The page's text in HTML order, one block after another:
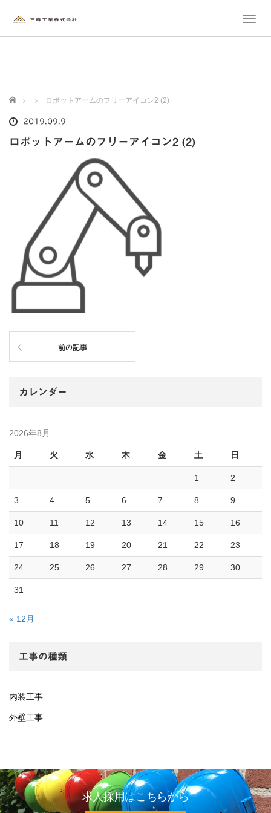
T
ホーム ロボットアームのフリーアイコン2 (2)
2019.09.9
ロボットアームのフリーアイコン2 (2)
前の記事
カレンダー
2026年8月
月 火 水 木 金 土 日
1 2
3 4 5 6 7 8 9
10 11 12 13 14 15 16
17 18 19 20 21 22 23
24 25 26 27 28 29 30
31
« 12月
工事の種類
内装工事
外壁工事
求人採用はこちらから